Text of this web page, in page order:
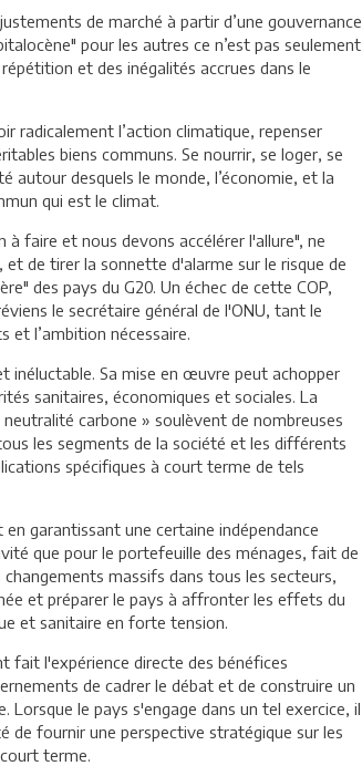
de marché à partir d’une gouvernance
pour les autres ce n’est pas seulement
et des inégalités accrues dans le
radicalement l’action climatique, repenser
biens communs. Se nourrir, se loger, se
autour desquels le monde, l’économie, et la
qui est le climat.
faire et nous devons accélérer l'allure", ne
de tirer la sonnette d'alarme sur le risque de
des pays du G20. Un échec de cette COP,
le secrétaire général de l'ONU, tant le
et l’ambition nécessaire.
inéluctable. Sa mise en œuvre peut achopper
sanitaires, économiques et sociales. La
carbone » soulèvent de nombreuses
les segments de la société et les différents
spécifiques à court terme de tels
garantissant une certaine indépendance
que pour le portefeuille des ménages, fait de
changements massifs dans tous les secteurs,
et préparer le pays à affronter les effets du
et sanitaire en forte tension.
fait l'expérience directe des bénéfices
de cadrer le débat et de construire un
le pays s'engage dans un tel exercice, il
de fournir une perspective stratégique sur les
terme.